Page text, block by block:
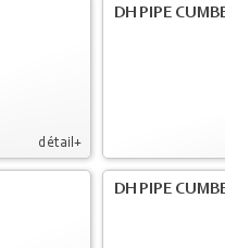
détail+
DH PIPE
DH PIPE